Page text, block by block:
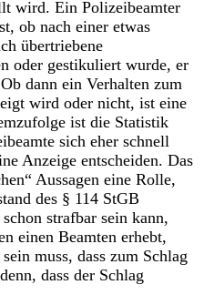
wird. Ein Polizeibeamter
ob nach einer etwas
übertriebene
oder gestikuliert wurde, er
dann ein Verhalten zum
wird oder nicht, ist eine
ist die Statistik
sich eher schnell
Anzeige entscheiden. Das
Aussagen eine Rolle,
des § 114 StGB
strafbar sein kann,
einen Beamten erhebt,
muss, dass zum Schlag
dass der Schlag